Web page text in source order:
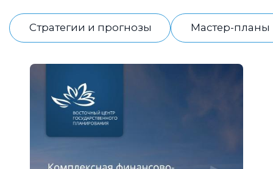
Стратегии и прогнозы Мастер-планы